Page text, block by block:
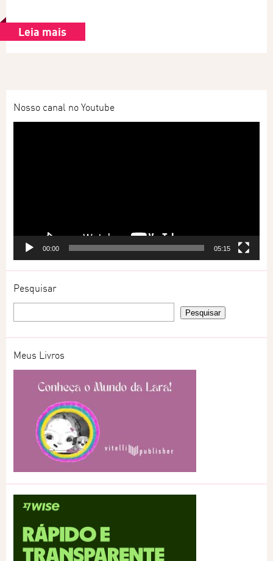
Leia mais
Nosso canal no Youtube
Tocador
00:00 05:15
Pesquisar
Meus Livros